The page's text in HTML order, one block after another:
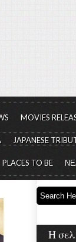
MOVIES
JAPANESE
PLACES TO BE
Η